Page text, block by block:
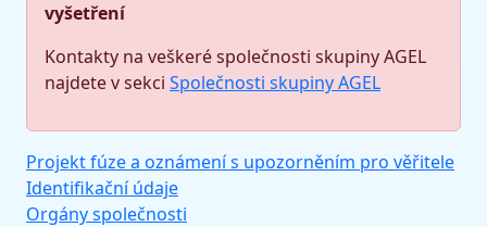
vyšetření
Kontakty na veškeré společnosti skupiny AGEL
najdete v sekci Společnosti skupiny AGEL
Projekt fúze a oznámení s upozorněním pro věřitele
Identifikační údaje
Orgány společnosti